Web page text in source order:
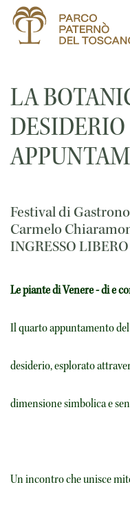
LA
Festival di
Carmelo
INGRESSO LIBERO
Le piante di Venere - di e
Il quarto appuntamento
desiderio, esplorato
dimensione simbolica e
Un incontro che unisce